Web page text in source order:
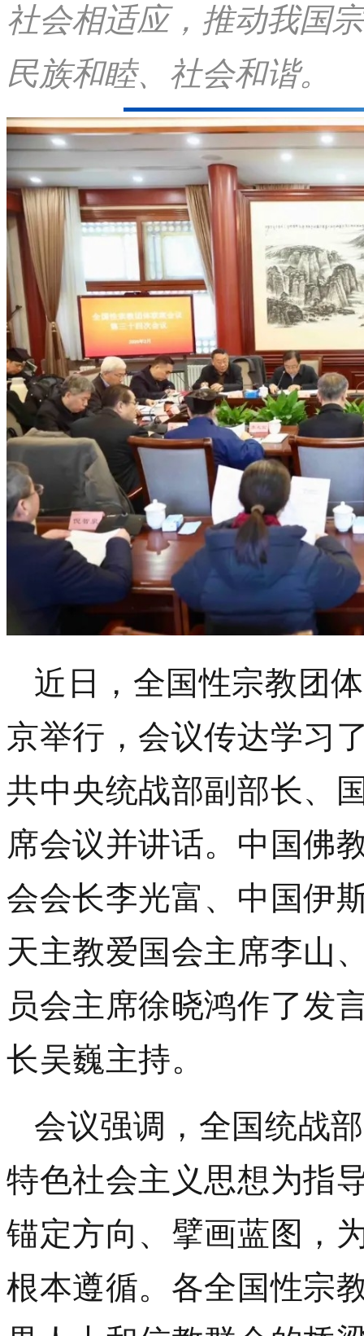
社会相适应，推动我国
民族和睦、社会和谐。
近日，全国性宗教团
京举行，会议传达学习
共中央统战部副部长、
席会议并讲话。中国佛
会会长李光富、中国伊
天主教爱国会主席李山
员会主席徐晓鸿作了发
长吴巍主持。
会议强调， 全国统战
特色社会主义思想为指
锚定方向、擘画蓝图，
根本遵循。各全国性宗